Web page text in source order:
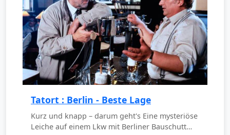
Tatort : Berlin - Beste Lage
Kurz und knapp – darum geht's Eine mysteriöse
Leiche auf einem Lkw mit Berliner Bauschutt…